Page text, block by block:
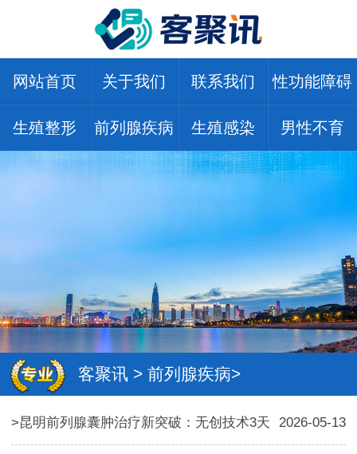
网站首页 关于我们 联系我们 性功能障碍
生殖整形 前列腺疾病 生殖感染 男性不育
客聚讯 >前列腺疾病>
>昆明前列腺囊肿治疗新突破：无创技术3天 2026-05-13